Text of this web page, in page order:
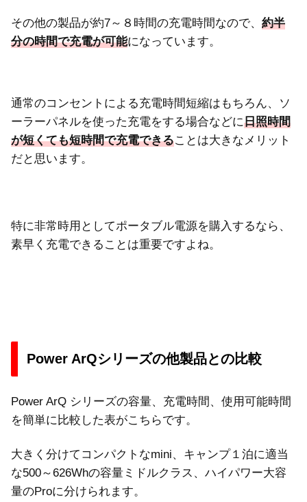
その他の製品が約7～８時間の充電時間なので、 約半
分の時間で充電が可能になっています。
通常のコンセントによる充電時間短縮はもちろん、ソ
ーラーパネルを使った充電をする場合などに日照時間
が短くても短時間で充電できることは大きなメリット
だと思います。
特に非常時用としてポータブル電源を購入するなら、
素早く充電できることは重要ですよね。
Power ArQシリーズの他製品との比較
Power ArQ シリーズの容量、充電時間、使用可能時間
を簡単に比較した表がこちらです。
大きく分けてコンパクトなmini、キャンプ１泊に適当
な500～626Whの容量ミドルクラス、ハイパワー大容
量のProに分けられます。